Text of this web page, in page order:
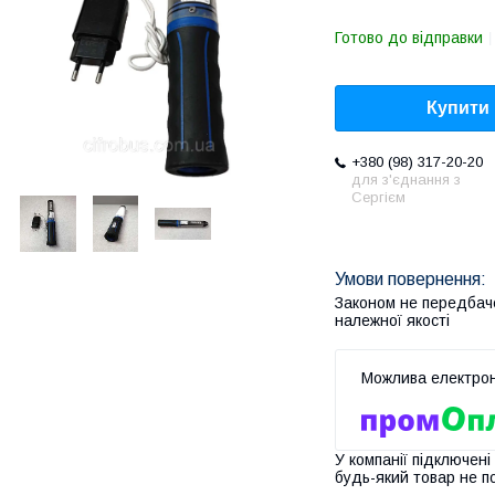
Готово до відправки
Купити
+380 (98) 317-20-20
для з'єднання з
Сергієм
Законом не
належної якості
У компанії
будь-який товар не